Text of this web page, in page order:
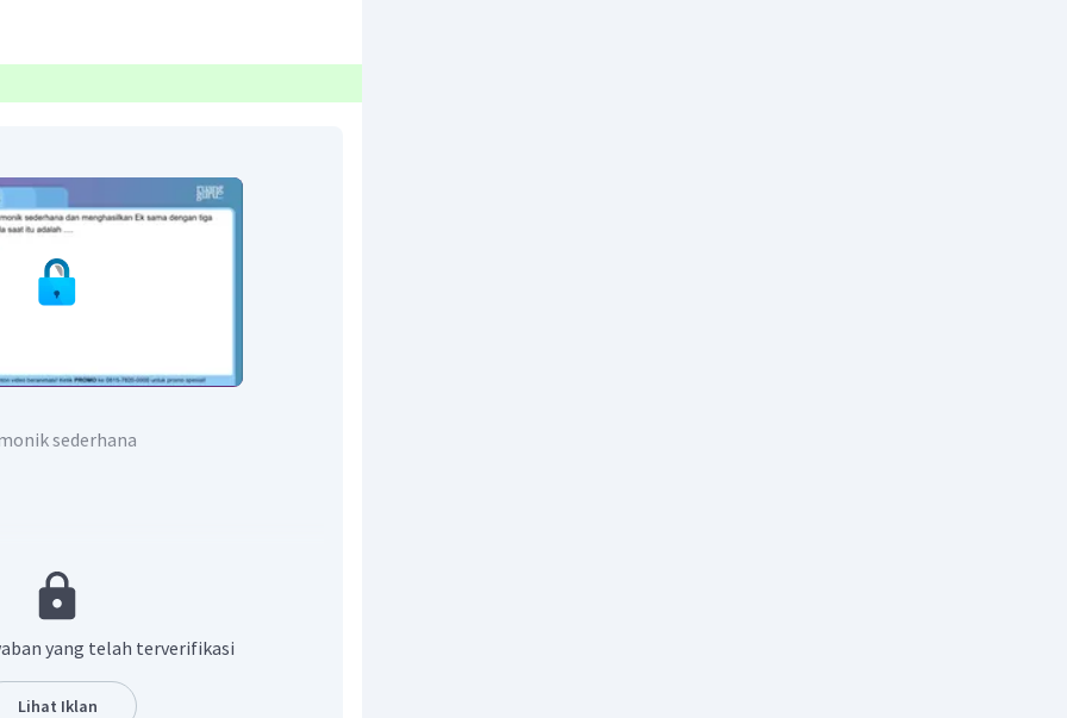
sederhana
energi kinetik benda
adalah:
yang telah terverifikasi
Lihat Iklan